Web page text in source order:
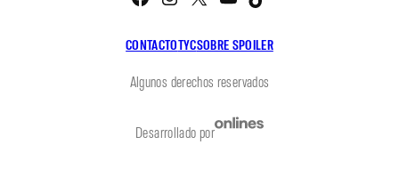
CONTACTOTYCSOBRE SPOILER
Algunos derechos reservados
Desarrollado por